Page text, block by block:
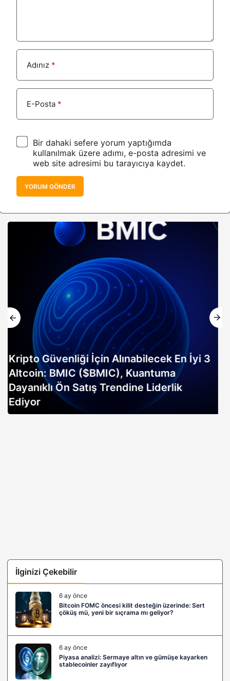
Adınız *
E-Posta *
Bir dahaki sefere yorum yaptığımda
kullanılmak üzere adımı, e-posta adresimi ve
web site adresimi bu tarayıcıya kaydet.
YORUM GÖNDER
Altın rallisi, 2026 Bitcoin boğa koşusunun
erken sinyali mi? Bitwise analisti
açıklıyor…
İlginizi Çekebilir
6 ay önce
Bitcoin FOMC öncesi kilit desteğin üzerinde: Sert
çöküş mü, yeni bir sıçrama mı geliyor?
6 ay önce
Piyasa analizi: Sermaye altın ve gümüşe kayarken
stablecoinler zayıflıyor